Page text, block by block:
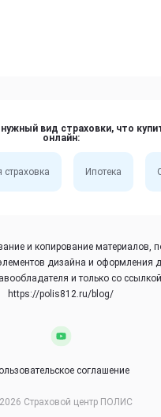
вид страховки, что
онлайн:
страховка Ипотека
и копирование материалов,
дизайна и оформления
и только со
https://polis812.ru/blog/
соглашение
Страховой центр ПОЛИС